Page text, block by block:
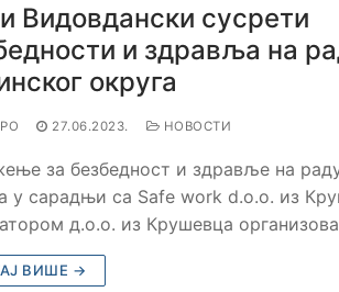
Видовдански сусрети
и здравља на
округа
27.06.2023. НОВОСТИ
за безбедност и здравље на
у сарадњи са Safe work d.o.o. из
д.о.о. из Крушевца
ВИШЕ →